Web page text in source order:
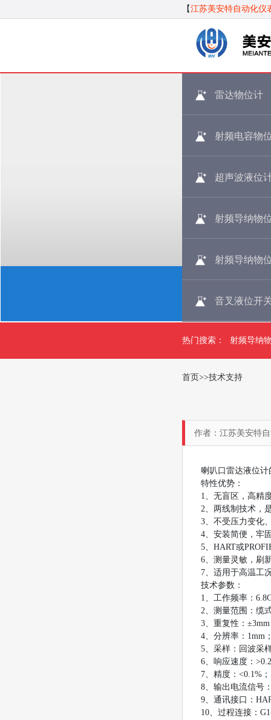
【江苏美安特自动化仪
雷达物位计
射频电容物
超声波液位
射频导纳物
射频导纳物
音叉液位开
热门搜索： 射频导纳
首页>>技术支持
作者：江苏美安特
喇叭口雷达液位
特性优势：
1、无盲区，高精
2、两线制技术，
3、不受压力变化
4、安装简便，牢
5、HART或
6、测量灵敏，刷
7、适用于高温工
技术参数：
1、工作频率：
2、测量范围：缆
3、重复性：
4、分辨率：1mm
5、采样：回波采
6、响应速度：
7、精度：<0.1%
8、输出电流信号
9、通讯接口：
10、过程连接：